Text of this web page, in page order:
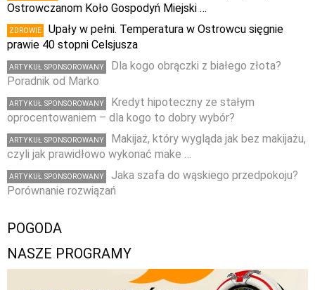
Ostrowczanom Koło Gospodyń Miejski …
ZDROWIE
Upały w pełni. Temperatura w Ostrowcu sięgnie
prawie 40 stopni Celsjusza
ARTYKUŁ SPONSOROWANY
Dla kogo obrączki z białego złota?
Poradnik od Marko
ARTYKUŁ SPONSOROWANY
Kredyt hipoteczny ze stałym
oprocentowaniem – dla kogo to dobry wybór?
ARTYKUŁ SPONSOROWANY
Makijaż, który wygląda jak bez makijażu,
czyli jak prawidłowo wykonać make …
ARTYKUŁ SPONSOROWANY
Jaka szafa do wąskiego przedpokoju?
Porównanie rozwiązań
POGODA
NASZE PROGRAMY